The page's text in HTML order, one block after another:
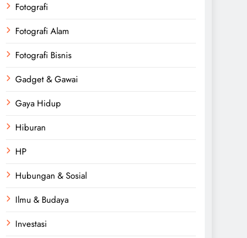
Fotografi
Fotografi Alam
Fotografi Bisnis
Gadget & Gawai
Gaya Hidup
Hiburan
HP
Hubungan & Sosial
Ilmu & Budaya
Investasi